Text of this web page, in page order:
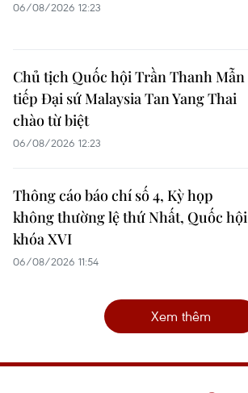
06/08/2026 12:23
Chủ tịch Quốc hội Trần Thanh Mẫn
tiếp Đại sứ Malaysia Tan Yang Thai
chào từ biệt
06/08/2026 12:23
Thông cáo báo chí số 4, Kỳ họp
không thường lệ thứ Nhất, Quốc hội
khóa XVI
06/08/2026 11:54
Xem thêm